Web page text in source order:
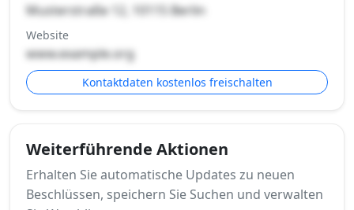
Musterstraße 12, 10115 Berlin
Website
www.example.org
Kontaktdaten kostenlos freischalten
Weiterführende Aktionen
Erhalten Sie automatische Updates zu neuen
Beschlüssen, speichern Sie Suchen und verwalten